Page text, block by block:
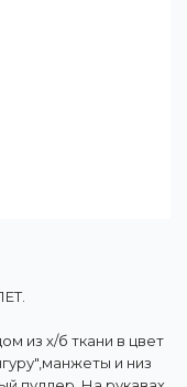
из х/б ткани в цвет
и низ